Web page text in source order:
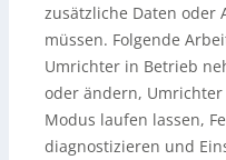
zusätzliche Daten oder
müssen. Folgende
Umrichter in Betrieb
oder ändern, Umrichter
Modus laufen lassen,
diagnostizieren und